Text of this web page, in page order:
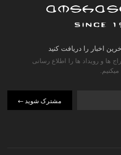
اخبار را دریافت کنید
ها و رویداد ها را اطلاع رسانی
میکنیم.
مشترک شوید